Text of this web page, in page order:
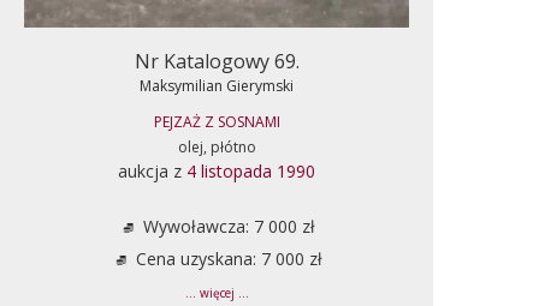
Nr Katalogowy 69.
Maksymilian Gierymski
PEJZAŻ Z SOSNAMI
olej, płótno
aukcja z 4 listopada 1990
Wywoławcza: 7 000 zł
Cena uzyskana: 7 000 zł
... więcej ...